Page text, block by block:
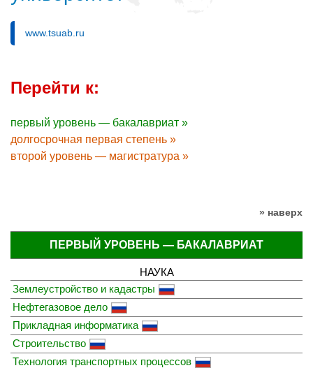
www.tsuab.ru
Перейти к:
первый уровень — бакалавриат »
долгосрочная первая степень »
второй уровень — магистратура »
» наверх
ПЕРВЫЙ УРОВЕНЬ — БАКАЛАВРИАТ
НАУКА
Землеустройство и кадастры
Нефтегазовое дело
Прикладная информатика
Строительство
Технология транспортных процессов